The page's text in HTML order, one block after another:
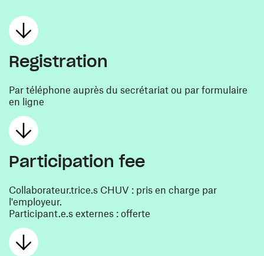
Registration
Par téléphone auprès du secrétariat ou par formulaire
en ligne
Participation fee
Collaborateur.trice.s CHUV : pris en charge par
l'employeur.
Participant.e.s externes : offerte